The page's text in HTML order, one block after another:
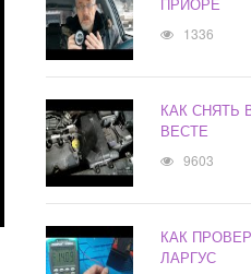
ПРИОРЕ
1336
КАК СНЯТЬ
ВЕСТЕ
9603
КАК
ЛАРГУС